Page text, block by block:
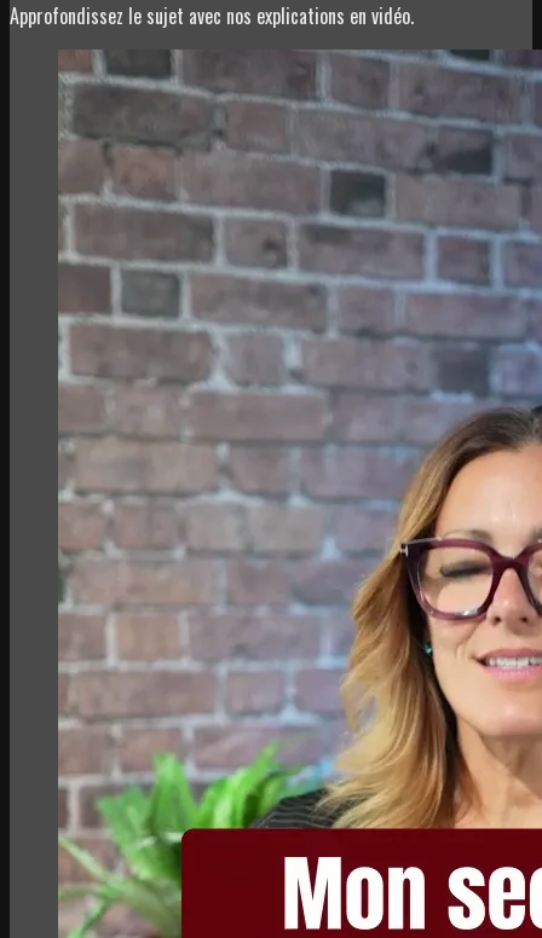
Approfondissez le sujet avec nos explications en vidéo.